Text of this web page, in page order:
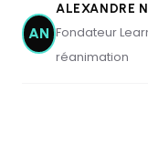
AN
ALEXANDRE
Fondateur
réanimation